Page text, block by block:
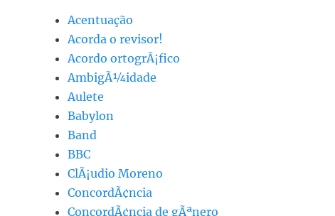
Acentuação
Acorda o revisor!
Acordo ortogrÃ¡fico
AmbigÃ¼idade
Aulete
Babylon
Band
BBC
ClÃ¡udio Moreno
ConcordÃ¢ncia
ConcordÃ¢ncia de gÃªnero